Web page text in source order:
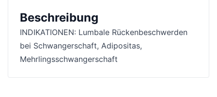
Beschreibung
INDIKATIONEN: Lumbale Rückenbeschwerden
bei Schwangerschaft, Adipositas,
Mehrlingsschwangerschaft